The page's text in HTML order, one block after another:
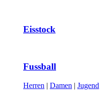
Eisstock
Fussball
Herren | Damen | Jugend